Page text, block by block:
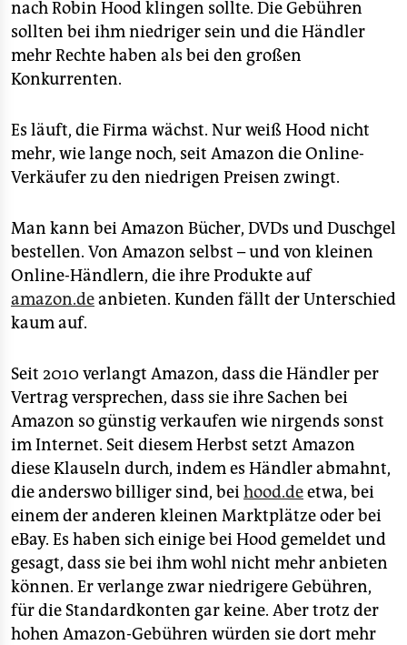
nach Robin Hood klingen sollte. Die Gebühren
sollten bei ihm niedriger sein und die Händler
mehr Rechte haben als bei den großen
Konkurrenten.
Es läuft, die Firma wächst. Nur weiß Hood nicht
mehr, wie lange noch, seit Amazon die Online-
Verkäufer zu den niedrigen Preisen zwingt.
Man kann bei Amazon Bücher, DVDs und Duschgel
bestellen. Von Amazon selbst – und von kleinen
Online-Händlern, die ihre Produkte auf
amazon.deanbieten. Kunden fällt der Unterschied
kaum auf.
Seit 2010 verlangt Amazon, dass die Händler per
Vertrag versprechen, dass sie ihre Sachen bei
Amazon so günstig verkaufen wie nirgends sonst
im Internet. Seit diesem Herbst setzt Amazon
diese Klauseln durch, indem es Händler abmahnt,
die anderswo billiger sind, beihood.deetwa, bei
einem der anderen kleinen Marktplätze oder bei
eBay. Es haben sich einige bei Hood gemeldet und
gesagt, dass sie bei ihm wohl nicht mehr anbieten
können. Er verlange zwar niedrigere Gebühren,
für die Standardkonten gar keine. Aber trotz der
hohen Amazon-Gebühren würden sie dort mehr